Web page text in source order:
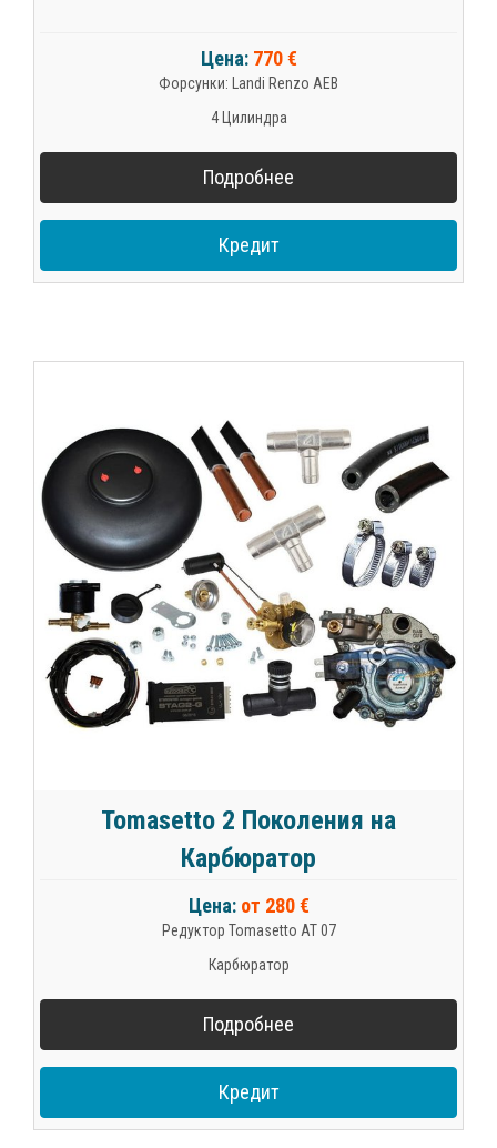
Цена: 770 €
Форсунки: Landi Renzo AEB
4 Цилиндра
Подробнее
Кредит
Tomasetto 2 Поколения на
Карбюратор
Цена: от 280 €
Редуктор Tomasetto AT 07
Карбюратор
Подробнее
Кредит